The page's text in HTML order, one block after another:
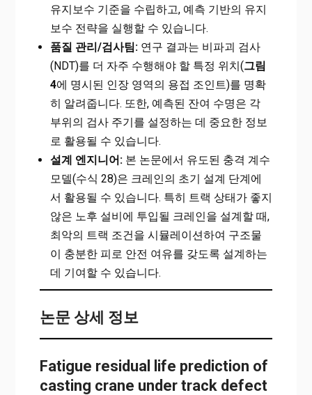
유지보수 기준을 수립하고, 예측 기반의 유지
보수 전략을 실행할 수 있습니다.
품질 관리/검사팀:연구 결과는 비파괴 검사
(NDT)를 더 자주 수행해야 할 특정 위치(그림
4에 명시된 인장 영역의 용접 조인트)를 명확
히 알려줍니다. 또한, 예측된 잔여 수명은 각
부위의 검사 주기를 설정하는 데 중요한 정보
로 활용될 수 있습니다.
설계 엔지니어:본 논문에서 유도된 충격 계수
모델(수식 28)은 크레인의 초기 설계 단계에
서 활용될 수 있습니다. 특히 트랙 상태가 좋지
않은 노후 설비에 투입될 크레인을 설계할 때,
최악의 트랙 조건을 시뮬레이션하여 구조물
이 충분한 피로 안전 여유를 갖도록 설계하는
데 기여할 수 있습니다.
논문 상세 정보
Fatigue residual life prediction of
casting crane under track defect